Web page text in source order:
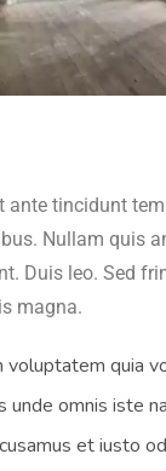
ante tincidunt
Nullam quis
Duis leo. Sed
magna.
voluptatem quia
unde omnis iste
et iusto